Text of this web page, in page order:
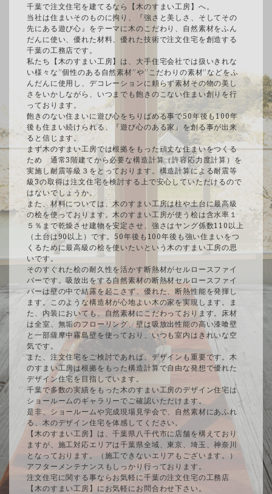
千葉で注文住宅を建てるなら【木のすまい工房】へ。
当社は住まいそのものに拘り、『強さと美しさ、そしてその
先にある遊び心』をテーマに木のこだわり、自然素材をふん
だんに使い、優れた材料、優れた技術で注文住宅を創造する
千葉の工務店です。
私たち【木のすまい工房】は、大手住宅会社では扱いきれな
い様々な”個性のある自然素材”や”こだわりの素材”などをふ
んだんに使用し、デコレーションに頼らず素材その物の美し
さをいかしながら、いつまでも飽きのこない住まい創りを行
っております。
飽きのない住まいに遊び心をちりばめる事で50年後も100年
後も住まい続けられる、『遊び心のある家』を創る事が出来
ると信じます。
まず木のすまい工房では根拠をもった頑丈な住まいをつくる
ため 通常3階建てから必要な構造計算（許容応力度計算）を
実施し耐震等級３をとっております。構造計算による耐震等
級3の取得は注文住宅を検討する上で安心していただけるので
はないでしょうか。
また、材料については、木のすまい工房は柱や土台に最高級
の桧を使っております。木のすまい工房が使う桧は含水率１
５％まで乾燥させ建物を安定させ、強さはヤング係数110以上
（土台は90以上）です。50年後も100年後も強い住まいをつ
くるために最高級の桧を使いたいという木のすまい工房の思
いです。
そのすぐれた桧の耐久性を活かす断熱材がセルロースファイ
バーです。吸放出をする自然素材の断熱材セルロースファイ
バーは壁の中で結露を起こさず、優れた、断熱性能を発揮し
ます。このような構造材が心地よい木の家を実現します。ま
た、内装においても、自然素材にこだわっております。床材
は全室、無垢のフローリング、壁は吸放出性能の高い漆喰壁
と一部薩摩中霧島壁を使っており、いつも室内はきれいな空
気です。
また、注文住宅をご検討であれば、デザインも重要です。木
のすまい工房は根拠をもった構造計算で自由な発想で優れた
デザイン住宅を目指しています。
千葉で多数の実績をもった木のすまい工房のデザイン住宅は
ショールームのギャラリーでご確認いただけます。
是非、ショールームや完成現場見学会で、自然素材にあふれ
る、木のデザイン住宅を体感してください。
【木のすまい工房】は、千葉県八千代市に店舗を構えており
ますが、施工対応エリアは千葉県全域、東京、埼玉、神奈川
となっております。（施工できないエリアもございます。）
アフターメンテナンスもしっかり行っております。
注文住宅に関する事ならお気軽に千葉の注文住宅の工務店
【木のすまい工房】にお気軽にお問合わせ下さい。